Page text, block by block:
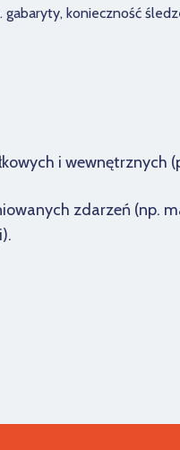
konieczność
i wewnętrznych
zdarzeń (np.